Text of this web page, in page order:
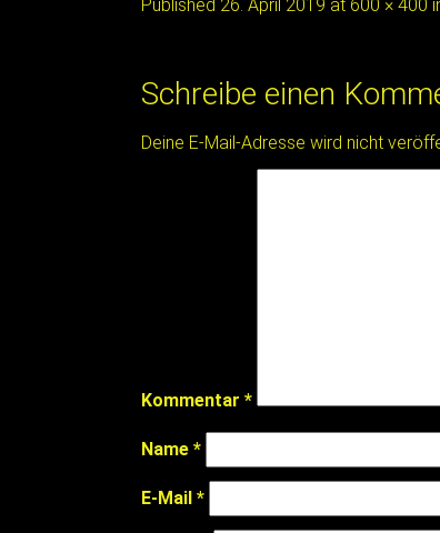
Published 26. April 2019 at 600 × 400
Schreibe einen
Deine E-Mail-Adresse wird nicht
Kommentar *
Name *
E-Mail *